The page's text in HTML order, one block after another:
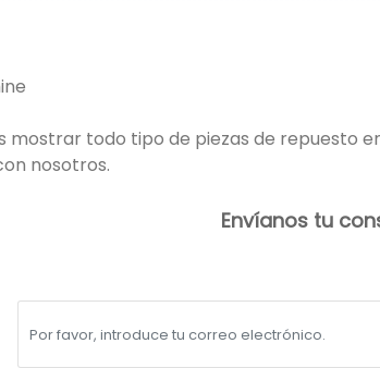
mostrar todo tipo de piezas de repuesto
nosotros.
Envíanos tu